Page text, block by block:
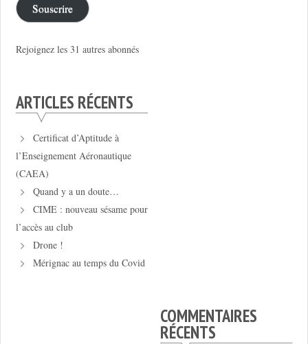
Souscrire
Rejoignez les 31 autres abonnés
ARTICLES RÉCENTS
Certificat d’Aptitude à
l’Enseignement Aéronautique
(CAEA)
Quand y a un doute…
CIME : nouveau sésame pour
l’accès au club
Drone !
Mérignac au temps du Covid
COMMENTAIRES
RÉCENTS